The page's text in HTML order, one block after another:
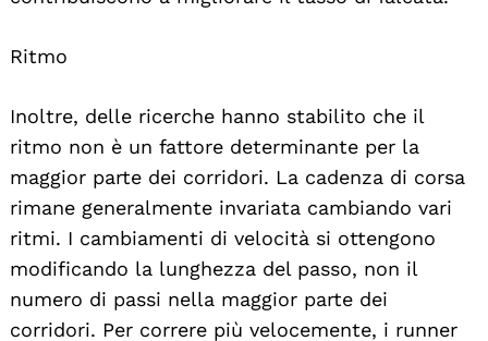
Ritmo
Inoltre, delle ricerche hanno stabilito che il
ritmo non è un fattore determinante per la
maggior parte dei corridori. La cadenza di corsa
rimane generalmente invariata cambiando vari
ritmi. I cambiamenti di velocità si ottengono
modificando la lunghezza del passo, non il
numero di passi nella maggior parte dei
corridori. Per correre più velocemente, i runner